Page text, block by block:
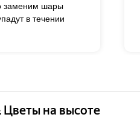
заменим шары
в течении